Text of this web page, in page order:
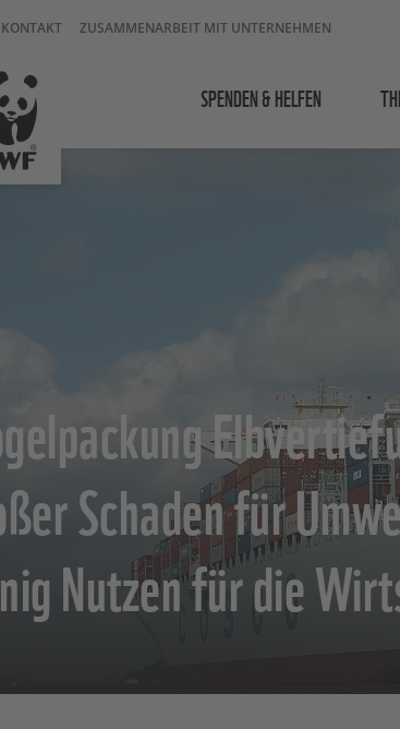
ZUSAMMENARBEIT MIT UNTERNEHMEN
SPENDEN & HELFEN
Schaden für
Nutzen für die